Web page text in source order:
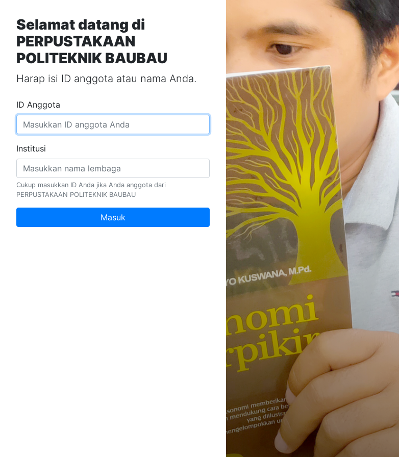
Selamat datang di
PERPUSTAKAAN
POLITEKNIK BAUBAU
Harap isi ID anggota atau nama Anda.
ID Anggota
Institusi
Cukup masukkan ID Anda jika Anda anggota dari
PERPUSTAKAAN POLITEKNIK BAUBAU
Masuk